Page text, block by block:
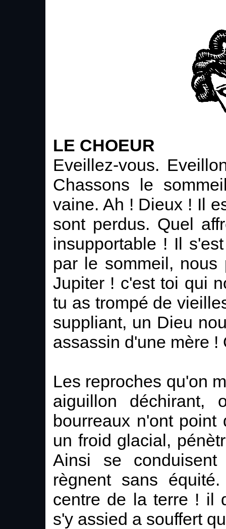
LE CHOEUR
Eveillez-vous.
Chassons le
vaine. Ah ! Dieux ! Il
sont perdus. Quel
insupportable ! Il
par le sommeil,
Jupiter ! c'est toi qui
tu as trompé de
suppliant, un Dieu
assassin d'une mère
Les reproches qu'on
aiguillon
bourreaux n'ont
un froid glacial,
Ainsi se
règnent sans
centre de la terre ! il
s'y assied a souffert